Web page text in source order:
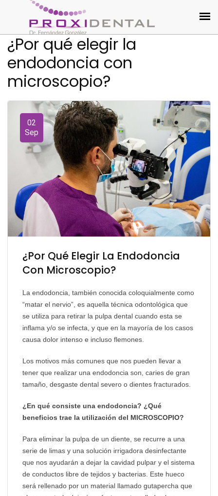
¿Por qué elegir la
endodoncia con
microscopio?
02
Sep
¿Por Qué Elegir La Endodoncia
Con Microscopio?
La endodoncia, también conocida coloquialmente como
“matar el nervio”, es aquella técnica odontológica que
se utiliza para retirar la pulpa dental cuando esta se
inflama y/o se infecta, y que en la mayoría de los casos
causa dolor intenso e incluso flemones.
Los motivos más comunes que nos pueden llevar a
tener que realizar una endodoncia son, caries de gran
tamaño, desgaste dental severo o dientes fracturados.
¿En qué consiste una endodoncia? ¿Qué
beneficios trae la utilización del MICROSCOPIO?
Para eliminar la pulpa de un diente, se recurre a una
serie de limas y una solución irrigadora desinfectante
que nos ayudarán a dejar la cavidad pulpar y el sistema
de conductos libre de tejidos y bacterias. Este hueco
será rellenado por un material llamado gutapercha que